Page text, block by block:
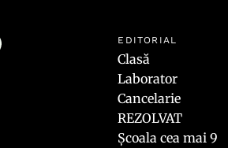
EDITORIAL
Clasă
Laborator
Cancelarie
REZOLVAT
Școala cea mai 9